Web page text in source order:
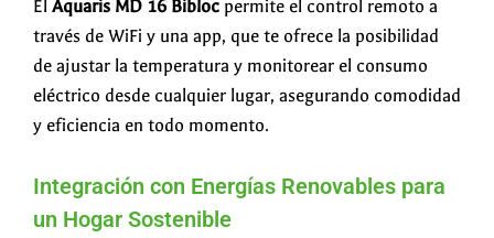
El Aquaris MD 16 Bibloc permite el control remoto a
través de WiFi y una app, que te ofrece la posibilidad
de ajustar la temperatura y monitorear el consumo
eléctrico desde cualquier lugar, asegurando comodidad
y eficiencia en todo momento.
Integración con Energías Renovables para
un Hogar Sostenible